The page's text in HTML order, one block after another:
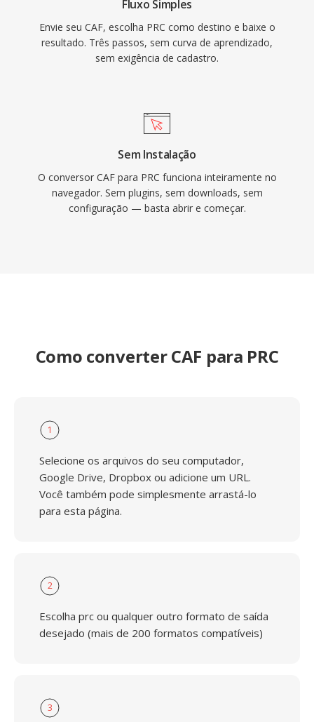
Fluxo Simples
Envie seu CAF, escolha PRC como destino e baixe o
resultado. Três passos, sem curva de aprendizado,
sem exigência de cadastro.
Sem Instalação
O conversor CAF para PRC funciona inteiramente no
navegador. Sem plugins, sem downloads, sem
configuração — basta abrir e começar.
Como converter CAF para PRC
1
Selecione os arquivos do seu computador,
Google Drive, Dropbox ou adicione um URL.
Você também pode simplesmente arrastá-lo
para esta página.
2
Escolha prc ou qualquer outro formato de saída
desejado (mais de 200 formatos compatíveis)
3